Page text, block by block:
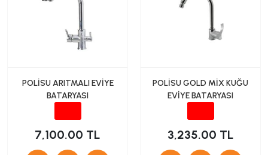
POLİSU ARITMALI EVİYE
BATARYASI
7,100.00 TL
POLİSU GOLD MİX KUĞU
EVİYE BATARYASI
3,235.00 TL